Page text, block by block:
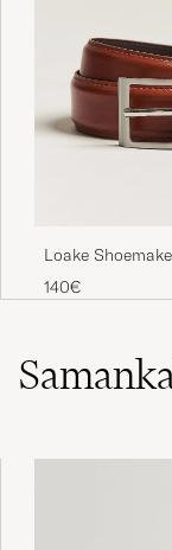
Loake
Belt Mahogany
140€